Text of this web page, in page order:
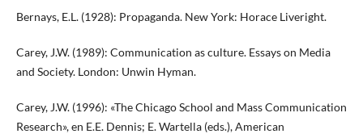
Bernays, E.L. (1928): Propaganda. New York: Horace Liveright.
Carey, J.W. (1989): Communication as culture. Essays on Media
and Society. London: Unwin Hyman.
Carey, J.W. (1996): «The Chicago School and Mass Communication
Research», en E.E. Dennis; E. Wartella (eds.), American